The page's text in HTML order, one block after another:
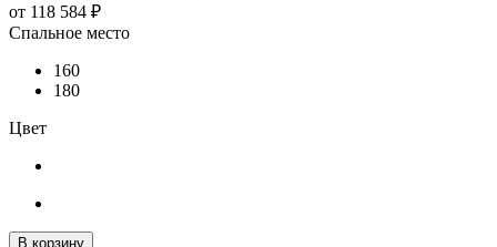
от 118 584 ₽
Спальное место
160
180
Цвет
В корзину